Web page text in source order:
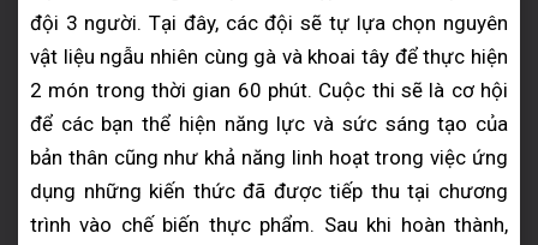
đội 3 người. Tại đây, các đội sẽ tự lựa chọn nguyên
vật liệu ngẫu nhiên cùng gà và khoai tây để thực hiện
2 món trong thời gian 60 phút. Cuộc thi sẽ là cơ hội
để các bạn thể hiện năng lực và sức sáng tạo của
bản thân cũng như khả năng linh hoạt trong việc ứng
dụng những kiến thức đã được tiếp thu tại chương
trình vào chế biến thực phẩm. Sau khi hoàn thành,